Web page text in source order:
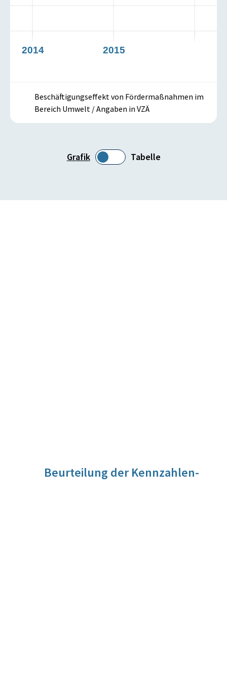
Grafik Tabelle
2014 2015
Beschäftigungseffekt von Fördermaßnahmen im
Bereich Umwelt / Angaben in VZÄ
Beurteilung der Kennzahlen-